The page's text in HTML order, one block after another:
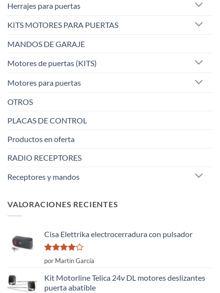
Herrajes para puertas
KITS MOTORES PARA PUERTAS
MANDOS DE GARAJE
Motores de puertas (KITS)
Motores para puertas
OTROS
PLACAS DE CONTROL
Productos en oferta
RADIO RECEPTORES
Receptores y mandos
VALORACIONES RECIENTES
Cisa Elettrika electrocerradura con pulsador
Valorado
con
5
por Martín García
Kit Motorline Telica 24v DL motores deslizantes
puerta abatible